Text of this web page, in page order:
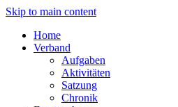
Skip to main content
Home
Verband
Aufgaben
Aktivitäten
Satzung
Chronik